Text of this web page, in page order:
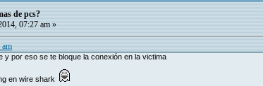
de pcs?
07:27 am »
am
y por eso se te bloque la conexión en la victima
en wire shark